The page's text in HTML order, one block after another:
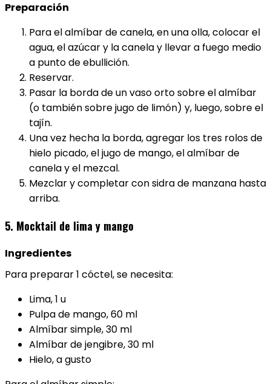
Preparación
Para el almíbar de canela, en una olla, colocar el
agua, el azúcar y la canela y llevar a fuego medio
a punto de ebullición.
Reservar.
Pasar la borda de un vaso orto sobre el almíbar
(o también sobre jugo de limón) y, luego, sobre el
tajín.
Una vez hecha la borda, agregar los tres rolos de
hielo picado, el jugo de mango, el almíbar de
canela y el mezcal.
Mezclar y completar con sidra de manzana hasta
arriba.
5. Mocktail de lima y mango
Ingredientes
Para preparar 1 cóctel, se necesita:
Lima, 1 u
Pulpa de mango, 60 ml
Almíbar simple, 30 ml
Almíbar de jengibre, 30 ml
Hielo, a gusto